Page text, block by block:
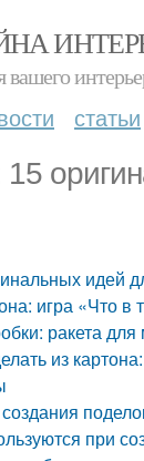
вашего
статьи
идей
игра «Что в
ракета
из
при